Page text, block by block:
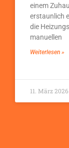
einem
erstaunlich
die
manuellen
Weiterlesen »
11. März 2026